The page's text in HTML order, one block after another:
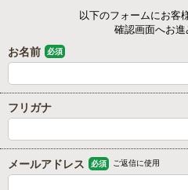
以下のフォームにお客
確認画面へお進
お名前 必須
フリガナ
メールアドレス 必須 ご返信に使用